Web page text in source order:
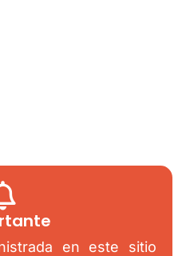
en este sitio